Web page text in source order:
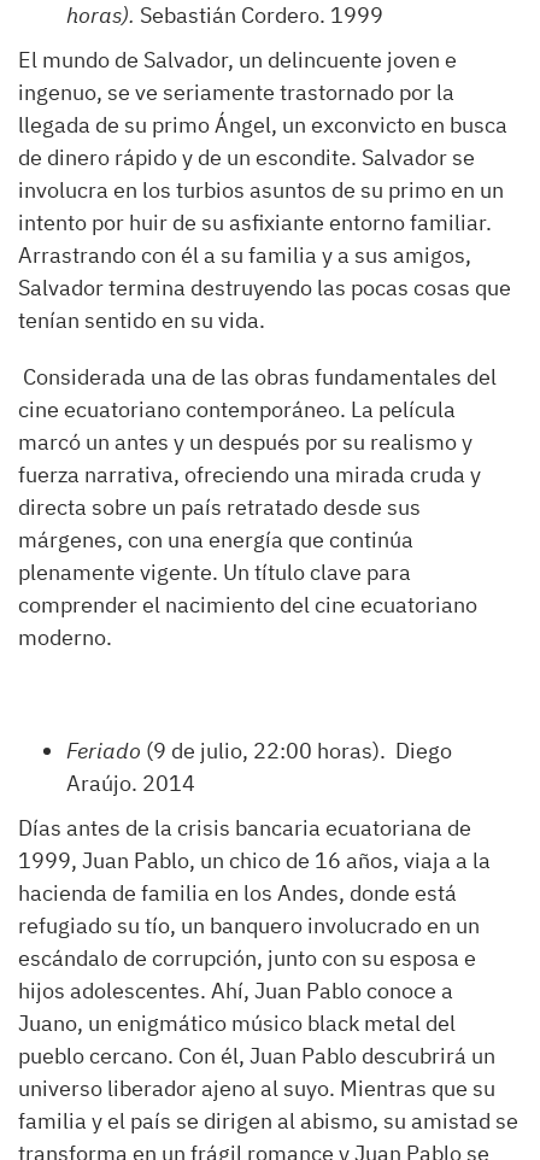
horas). Sebastián Cordero. 1999
El mundo de Salvador, un delincuente joven e
ingenuo, se ve seriamente trastornado por la
llegada de su primo Ángel, un exconvicto en busca
de dinero rápido y de un escondite. Salvador se
involucra en los turbios asuntos de su primo en un
intento por huir de su asfixiante entorno familiar.
Arrastrando con él a su familia y a sus amigos,
Salvador termina destruyendo las pocas cosas que
tenían sentido en su vida.
Considerada una de las obras fundamentales del
cine ecuatoriano contemporáneo. La película
marcó un antes y un después por su realismo y
fuerza narrativa, ofreciendo una mirada cruda y
directa sobre un país retratado desde sus
márgenes, con una energía que continúa
plenamente vigente. Un título clave para
comprender el nacimiento del cine ecuatoriano
moderno.
Feriado (9 de julio, 22:00 horas). Diego
Araújo. 2014
Días antes de la crisis bancaria ecuatoriana de
1999, Juan Pablo, un chico de 16 años, viaja a la
hacienda de familia en los Andes, donde está
refugiado su tío, un banquero involucrado en un
escándalo de corrupción, junto con su esposa e
hijos adolescentes. Ahí, Juan Pablo conoce a
Juano, un enigmático músico black metal del
pueblo cercano. Con él, Juan Pablo descubrirá un
universo liberador ajeno al suyo. Mientras que su
familia y el país se dirigen al abismo, su amistad se
transforma en un frágil romance y Juan Pablo se